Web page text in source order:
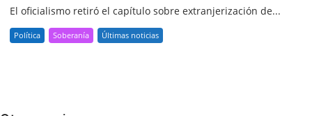
El oficialismo retiró el capítulo sobre extranjerización de...
Política Soberanía Últimas noticias